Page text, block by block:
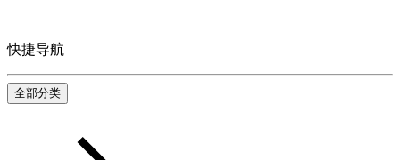
快捷导航
全部分类